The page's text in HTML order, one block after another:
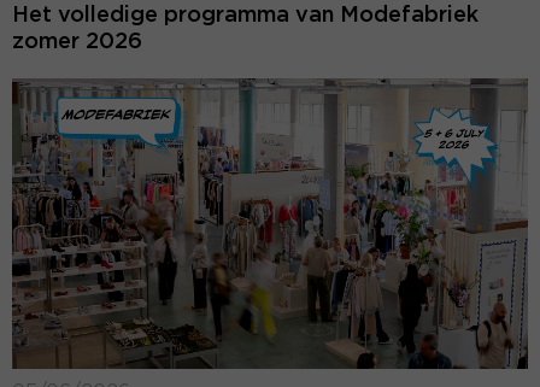
Het volledige programma van Modefabriek
zomer 2026